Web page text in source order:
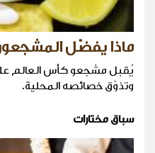
ماذا يفضّل
يُقبل مشجعو كأس العالم
وتذوّق خصائصه المحلية.
سباق مختارات